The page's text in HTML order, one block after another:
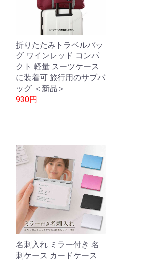
折りたたみトラベルバッ
グ ワインレッド コンパ
クト 軽量 スーツケース
に装着可 旅行用のサブバ
ッグ ＜新品＞
930円
名刺入れ ミラー付き 名
刺ケース カードケース